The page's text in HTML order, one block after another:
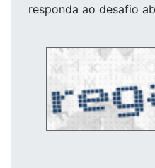
responda ao desafio